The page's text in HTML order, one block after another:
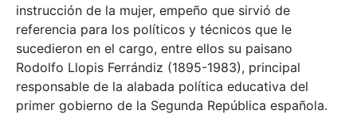
instrucción de la mujer, empeño que sirvió de
referencia para los políticos y técnicos que le
sucedieron en el cargo, entre ellos su paisano
Rodolfo Llopis Ferrándiz (1895-1983), principal
responsable de la alabada política educativa del
primer gobierno de la Segunda República española.